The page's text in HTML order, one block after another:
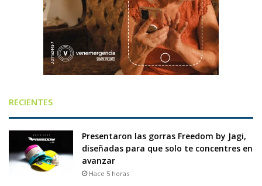
RECIENTES
Presentaron las gorras Freedom by Jagi,
diseñadas para que solo te concentres en
avanzar
Hace 5 horas